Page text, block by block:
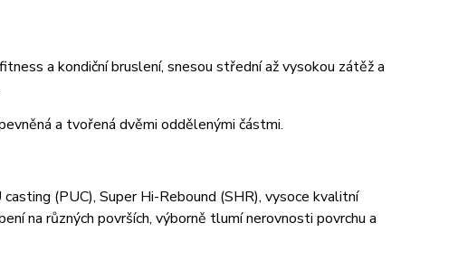
a kondiční bruslení, snesou střední až vysokou zátěž a
a tvořená dvěmi oddělenými částmi.
(PUC), Super Hi-Rebound (SHR), vysoce kvalitní
na různých površích, výborně tlumí nerovnosti povrchu a